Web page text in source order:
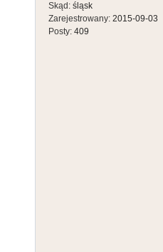
Skąd: śląsk
Zarejestrowany: 2015-09-03
Posty: 409